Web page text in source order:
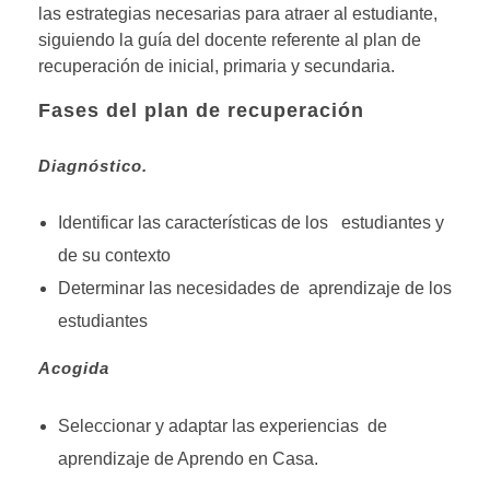
las estrategias necesarias para atraer al estudiante,
siguiendo la guía del docente referente al plan de
recuperación de inicial, primaria y secundaria.
Fases del plan de recuperación
Diagnóstico.
Identificar las características de los estudiantes y
de su contexto
Determinar las necesidades de aprendizaje de los
estudiantes
Acogida
Seleccionar y adaptar las experiencias de
aprendizaje de Aprendo en Casa.